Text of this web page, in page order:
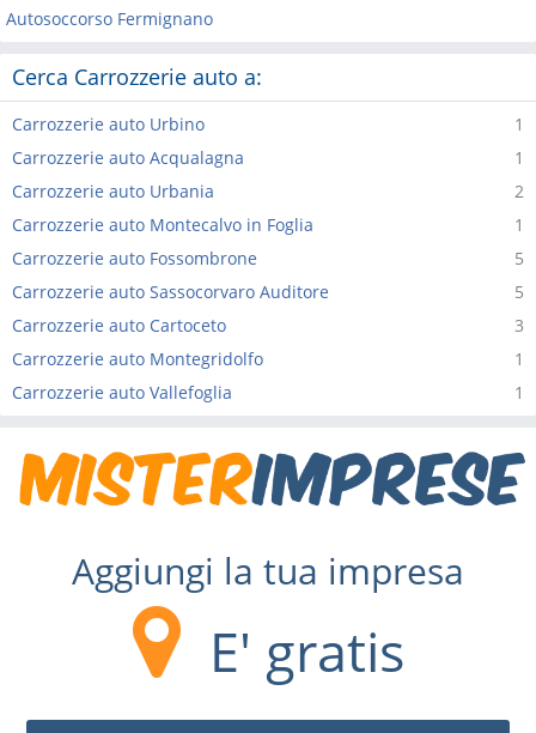
Autosoccorso Fermignano
Cerca Carrozzerie auto a:
1
Carrozzerie auto Urbino
1
Carrozzerie auto Acqualagna
2
Carrozzerie auto Urbania
1
Carrozzerie auto Montecalvo in Foglia
5
Carrozzerie auto Fossombrone
5
Carrozzerie auto Sassocorvaro Auditore
3
Carrozzerie auto Cartoceto
1
Carrozzerie auto Montegridolfo
1
Carrozzerie auto Vallefoglia
Aggiungi la tua impresa
E' gratis